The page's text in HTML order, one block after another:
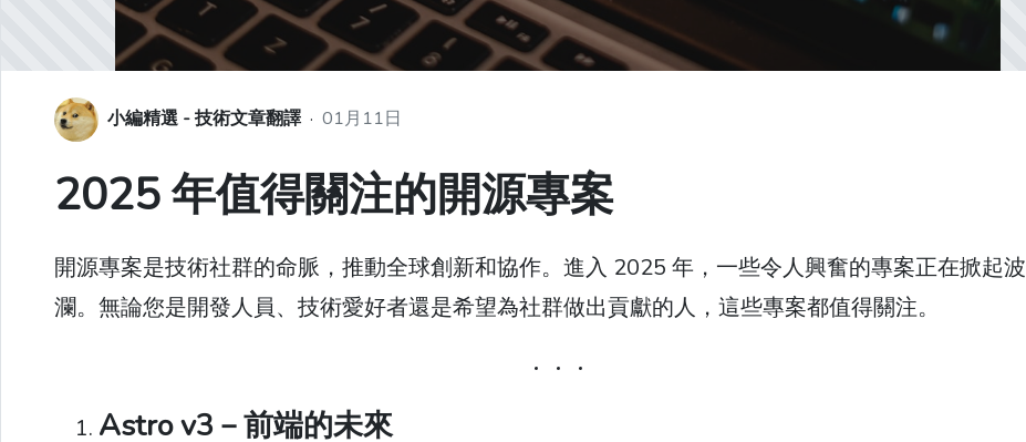
小編精選 - 技術文章翻譯 · 01月11日
2025 年值得關注的開源專案
開源專案是技術社群的命脈，推動全球創新和協作。進入 2025 年，一些令人興奮的專案正在掀起波
瀾。無論您是開發人員、技術愛好者還是希望為社群做出貢獻的人，這些專案都值得關注。
Astro v3－前端的未來